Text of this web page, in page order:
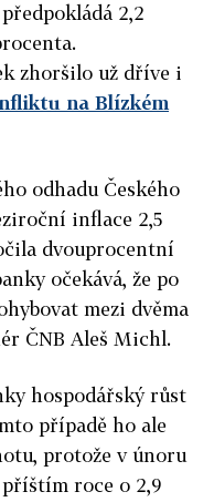
2,2
zhoršilo už dříve i
na Blízkém
odhadu Českého
inflace 2,5
dvouprocentní
očekává, že po
mezi dvěma
ČNB Aleš Michl.
hospodářský růst
případě ho ale
protože v únoru
roce o 2,9